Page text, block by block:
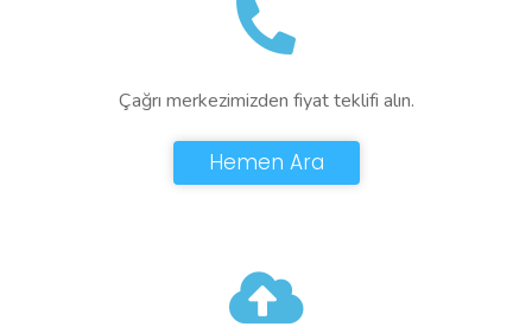
Çağrı merkezimizden fiyat teklifi alın.
Hemen Ara